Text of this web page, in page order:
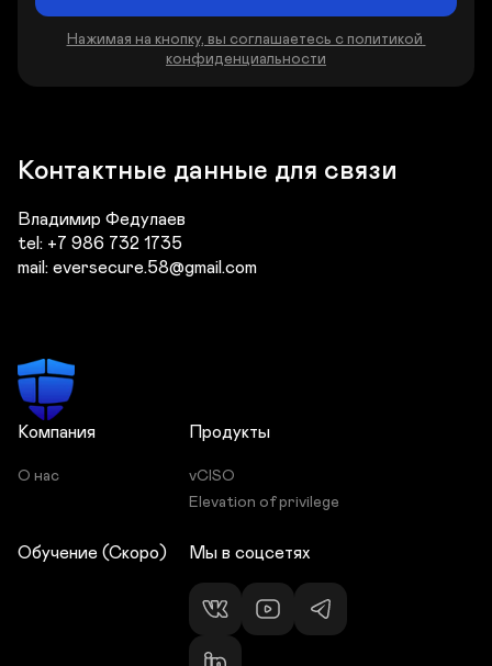
Нажимая на кнопку, вы соглашаетесь с политикой
конфиденциальности
Контактные данные для связи
Владимир Федулаев
tel: +7 986 732 1735
Компания
О нас
Продукты
vCISO
Elevation of privilege
Обучение (Скоро) Мы в соцсетях